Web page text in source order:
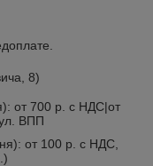
8)
от 700 р. с НДС|от
ВПП
от 100 р. с НДС,